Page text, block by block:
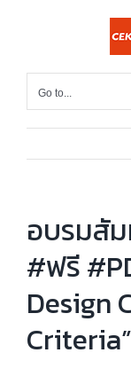
Go to...
อบรมสั
#ฟรี
Design
Criteria”